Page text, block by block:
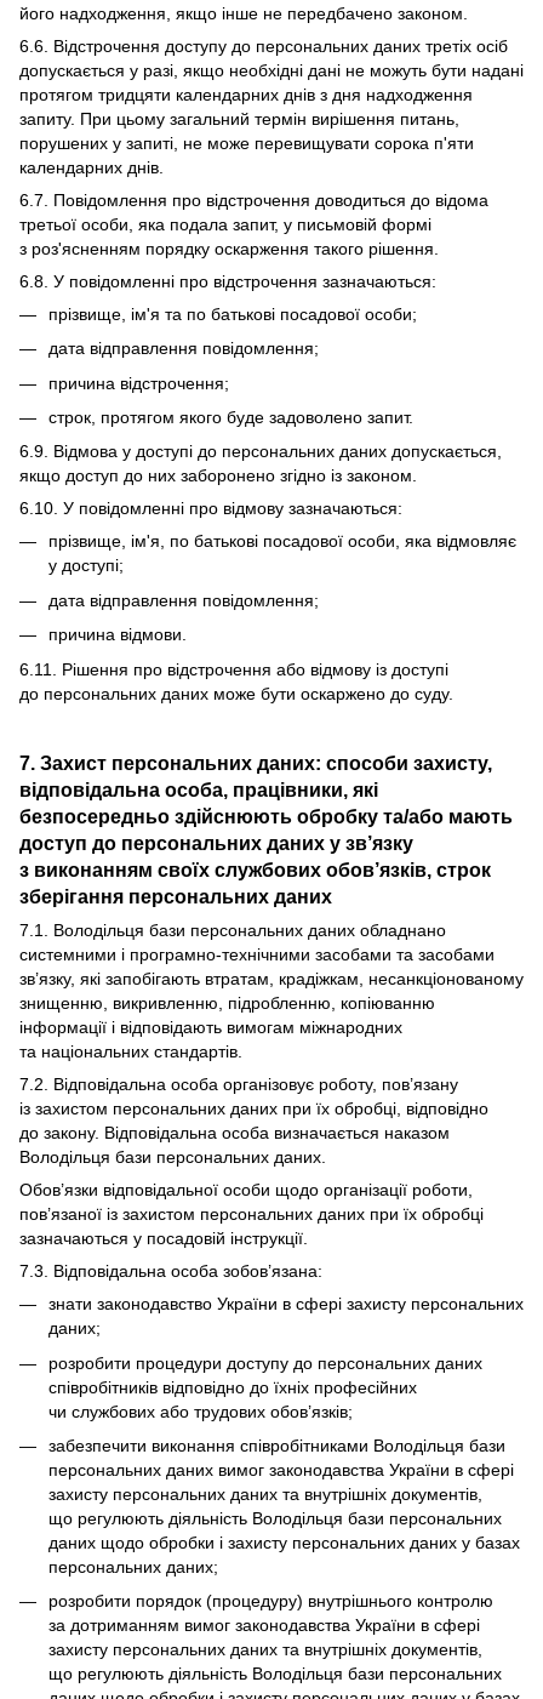
його надходження, якщо інше не передбачено законом.
6.6. Відстрочення доступу до персональних даних третіх осіб
допускається у разі, якщо необхідні дані не можуть бути надані
протягом тридцяти календарних днів з дня надходження
запиту. При цьому загальний термін вирішення питань,
порушених у запиті, не може перевищувати сорока п'яти
календарних днів.
6.7. Повідомлення про відстрочення доводиться до відома
третьої особи, яка подала запит, у письмовій формі
з роз'ясненням порядку оскарження такого рішення.
6.8. У повідомленні про відстрочення зазначаються:
прізвище, ім'я та по батькові посадової особи;
дата відправлення повідомлення;
причина відстрочення;
строк, протягом якого буде задоволено запит.
6.9. Відмова у доступі до персональних даних допускається,
якщо доступ до них заборонено згідно із законом.
6.10. У повідомленні про відмову зазначаються:
прізвище, ім'я, по батькові посадової особи, яка відмовляє
у доступі;
дата відправлення повідомлення;
причина відмови.
6.11. Рішення про відстрочення або відмову із доступі
до персональних даних може бути оскаржено до суду.
7. Захист персональних даних: способи захисту,
відповідальна особа, працівники, які
безпосередньо здійснюють обробку та/або мають
доступ до персональних даних у зв’язку
з виконанням своїх службових обов’язків, строк
зберігання персональних даних
7.1. Володільця бази персональних даних обладнано
системними і програмно-технічними засобами та засобами
зв’язку, які запобігають втратам, крадіжкам, несанкціонованому
знищенню, викривленню, підробленню, копіюванню
інформації і відповідають вимогам міжнародних
та національних стандартів.
7.2. Відповідальна особа організовує роботу, пов’язану
із захистом персональних даних при їх обробці, відповідно
до закону. Відповідальна особа визначається наказом
Володільця бази персональних даних.
Обов’язки відповідальної особи щодо організації роботи,
пов’язаної із захистом персональних даних при їх обробці
зазначаються у посадовій інструкції.
7.3. Відповідальна особа зобов’язана:
знати законодавство України в сфері захисту персональних
даних;
розробити процедури доступу до персональних даних
співробітників відповідно до їхніх професійних
чи службових або трудових обов’язків;
забезпечити виконання співробітниками Володільця бази
персональних даних вимог законодавства України в сфері
захисту персональних даних та внутрішніх документів,
що регулюють діяльність Володільця бази персональних
даних щодо обробки і захисту персональних даних у базах
персональних даних;
розробити порядок (процедуру) внутрішнього контролю
за дотриманням вимог законодавства України в сфері
захисту персональних даних та внутрішніх документів,
що регулюють діяльність Володільця бази персональних